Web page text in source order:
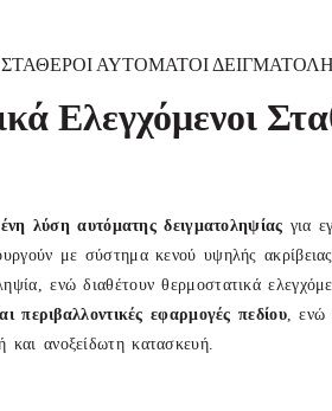
ΣΤΑΘΕΡΟΙ ΑΥΤΟΜΑΤΟΙ
Ελεγχόμενοι
λύση αυτόματης δειγματοληψίας για
με σύστημα κενού υψηλής
ενώ διαθέτουν θερμοστατικά
περιβαλλοντικές εφαρμογές πεδίου,
και ανοξείδωτη κατασκευή.